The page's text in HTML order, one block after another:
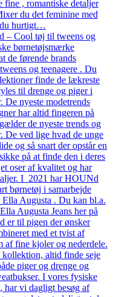
fine , romantiske detaljer
du det feminine med
du hurtigt…
– Cool tøj til tweens og
børnetøjsmærke
de førende brands
og teenagere . Du
finde de lækreste
til drenge og piger i
De nyeste modetrends
har altid fingeren på
de nyeste trends og
De ved lige hvad de unge
og så snart der opstår en
på at finde den i deres
oser af kvalitet og har
I 2021 har HOUNd
børnetøj i samarbejde
Ella Augusta . Du kan bl.a.
Augusta Jeans her på
er til pigen der ønsker
med et tvist af
af fine kjoler og nederdele.
altid finde seje
piger og drenge og
I vores fysiske
har vi dagligt besøg af